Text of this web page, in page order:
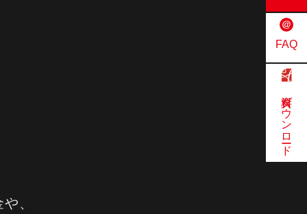
FAQ
資料ダウンロード
、